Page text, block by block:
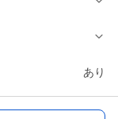
あり